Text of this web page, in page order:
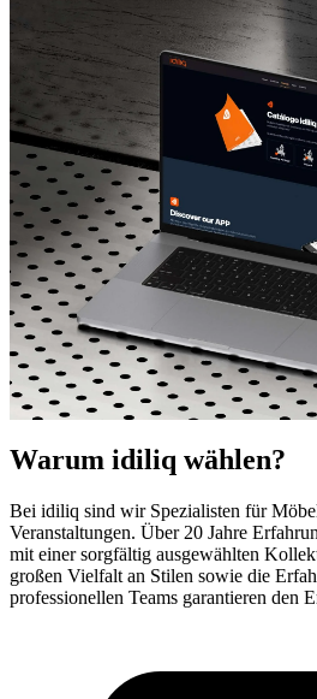
idiliq - Ihr Partner für
Warum idiliq wählen?
Bei idiliq sind wir Spezialisten für
Veranstaltungen. Über 20 Jahre
mit einer sorgfältig ausgewählten
großen Vielfalt an Stilen sowie die
professionellen Teams garantieren den